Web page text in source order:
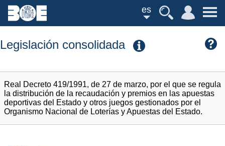
es
Legislación consolidada
Real Decreto 419/1991, de 27 de marzo, por el que se regula
la distribución de la recaudación y premios en las apuestas
deportivas del Estado y otros juegos gestionados por el
Organismo Nacional de Loterías y Apuestas del Estado.